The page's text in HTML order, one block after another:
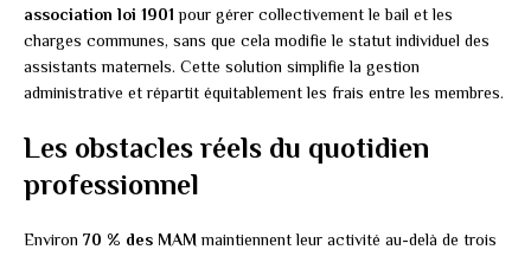
association loi 1901 pour gérer collectivement le bail et les
charges communes, sans que cela modifie le statut individuel des
assistants maternels. Cette solution simplifie la gestion
administrative et répartit équitablement les frais entre les membres.
Les obstacles réels du quotidien
professionnel
Environ 70 % des MAMmaintiennent leur activité au-delà de trois